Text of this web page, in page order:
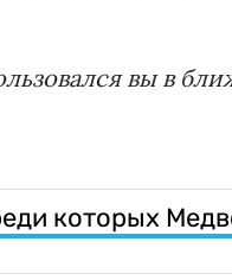
вы в
которых